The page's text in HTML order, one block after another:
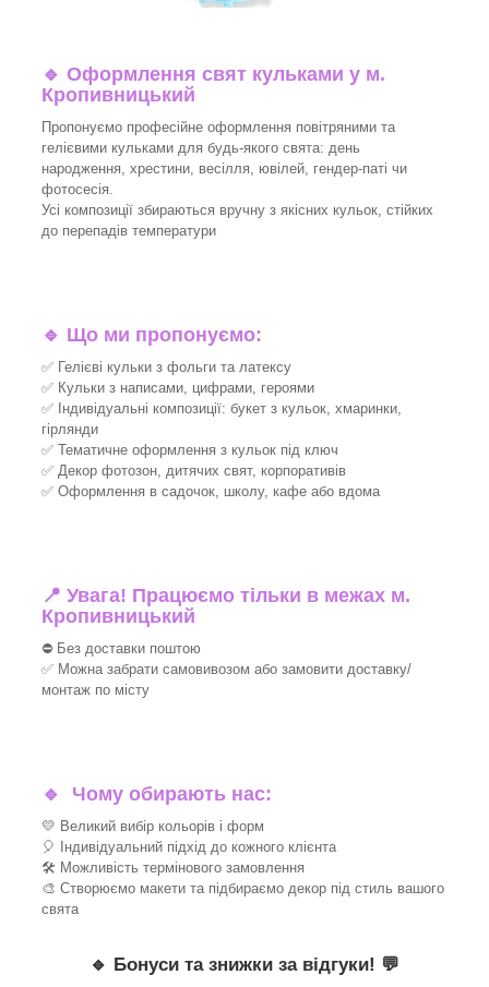
🔹 Оформлення свят кульками у м.
Кропивницький
Пропонуємо професійне оформлення повітряними та
гелієвими кульками для будь-якого свята: день
народження, хрестини, весілля, ювілей, гендер-паті чи
фотосесія.
Усі композиції збираються вручну з якісних кульок, стійких
до перепадів температури
🔹 Що ми пропонуємо:
✅ Гелієві кульки з фольги та латексу
✅ Кульки з написами, цифрами, героями
✅ Індивідуальні композиції: букет з кульок, хмаринки,
гірлянди
✅ Тематичне оформлення з кульок під ключ
✅ Декор фотозон, дитячих свят, корпоративів
✅ Оформлення в садочок, школу, кафе або вдома
📍 Увага! Працюємо тільки в межах м.
Кропивницький
⛔ Без доставки поштою
✅ Можна забрати самовивозом або замовити доставку/
монтаж по місту
🔹 Чому обирають нас:
💛 Великий вибір кольорів і форм
🎈 Індивідуальний підхід до кожного клієнта
🛠 Можливість термінового замовлення
🎨 Створюємо макети та підбираємо декор під стиль вашого
свята
🔹 Бонуси та знижки за відгуки! 💬